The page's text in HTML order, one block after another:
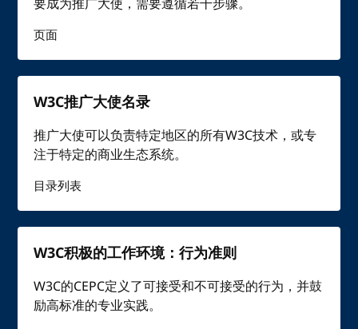
要成为推广大使，需要遵循若干步骤。
页面
W3C推广大使名录
推广大使可以负责特定地区的所有W3C技术，或专
注于特定的商业生态系统。
目录列表
W3C积极的工作环境：行为准则
W3C的CEPC定义了可接受和不可接受的行为，并鼓
励高标准的专业实践。